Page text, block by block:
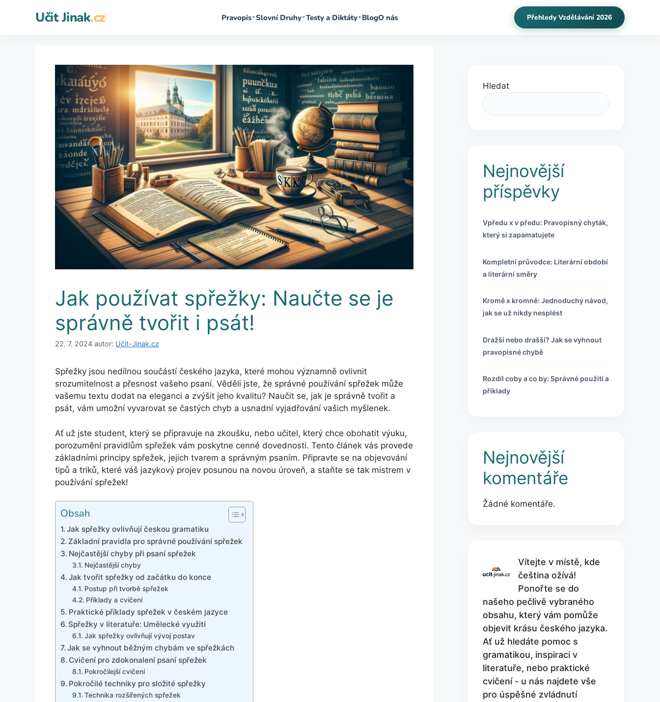
Učit Jinak.cz Pravopis▼Slovní Druhy▼Testy a Diktáty▼ BlogO nás Přehledy Vzdělávání 2026
Jak používat spřežky: Naučte se je
správně tvořit i psát!
22. 7. 2024 autor: Učit-Jinak.cz
Spřežky jsou nedílnou součástí českého jazyka, které mohou významně ovlivnit
srozumitelnost a přesnost vašeho psaní. Věděli jste, že správné používání spřežek může
vašemu textu dodat na eleganci a zvýšit jeho kvalitu? Naučit se, jak je správně tvořit a
psát, vám umožní vyvarovat se častých chyb a usnadní vyjadřování vašich myšlenek.
Ať už jste student, který se připravuje na zkoušku, nebo učitel, který chce obohatit výuku,
porozumění pravidlům spřežek vám poskytne cenné dovednosti. Tento článek vás provede
základními principy spřežek, jejich tvarem a správným psaním. Připravte se na objevování
tipů a triků, které váš jazykový projev posunou na novou úroveň, a staňte se tak mistrem v
používání spřežek!
Obsah
Jak spřežky ovlivňují českou gramatiku
Základní pravidla pro správné používání spřežek
Nejčastější chyby při psaní spřežek
Nejčastější chyby
Jak tvořit spřežky od začátku do konce
Postup při tvorbě spřežek
Příklady a cvičení
Praktické příklady spřežek v českém jazyce
Spřežky v literatuře: Umělecké využití
Jak spřežky ovlivňují vývoj postav
Jak se vyhnout běžným chybám ve spřežkách
Cvičení pro zdokonalení psaní spřežek
Pokročilejší cvičení
Pokročilé techniky pro složité spřežky
Technika rozšířených spřežek
Hledat
Nejnovější
příspěvky
Vpředu x v předu: Pravopisný chyták,
který si zapamatujete
Kompletní průvodce: Literární období
a literární směry
Kromě x kromně: Jednoduchý návod,
jak se už nikdy nesplést
Dražší nebo drašší? Jak se vyhnout
pravopisné chybě
Rozdíl coby a co by: Správné použití a
příklady
Nejnovější
komentáře
Žádné komentáře.
Vítejte v místě, kde
čeština ožívá!
Ponořte se do
našeho pečlivě vybraného
obsahu, který vám pomůže
objevit krásu českého jazyka.
Ať už hledáte pomoc s
gramatikou, inspiraci v
literatuře, nebo praktické
cvičení - u nás najdete vše
pro úspěšné zvládnutí